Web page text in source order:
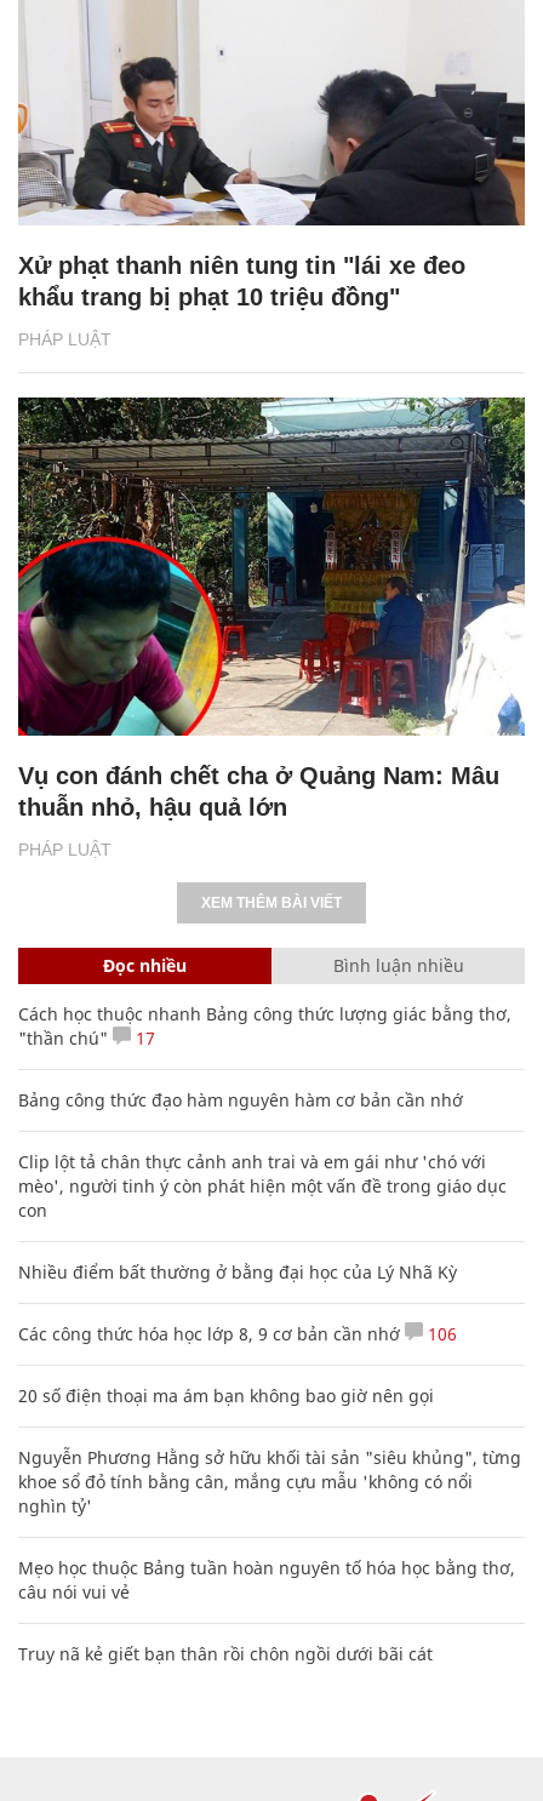
PHÁP LUẬT
Xử phạt thanh niên tung tin "lái xe đeo
khẩu trang bị phạt 10 triệu đồng"
PHÁP LUẬT
Vụ con đánh chết cha ở Quảng Nam: Mâu
thuẫn nhỏ, hậu quả lớn
XEM THÊM BÀI VIẾT
Đọc nhiều Bình luận nhiều
Cách học thuộc nhanh Bảng công thức lượng giác bằng thơ,
"thần chú"
17
Bảng công thức đạo hàm nguyên hàm cơ bản cần nhớ
Clip lột tả chân thực cảnh anh trai và em gái như 'chó với
mèo', người tinh ý còn phát hiện một vấn đề trong giáo dục
con
Nhiều điểm bất thường ở bằng đại học của Lý Nhã Kỳ
Các công thức hóa học lớp 8, 9 cơ bản cần nhớ 106
20 số điện thoại ma ám bạn không bao giờ nên gọi
Nguyễn Phương Hằng sở hữu khối tài sản "siêu khủng", từng
khoe sổ đỏ tính bằng cân, mắng cựu mẫu 'không có nổi
nghìn tỷ'
Mẹo học thuộc Bảng tuần hoàn nguyên tố hóa học bằng thơ,
câu nói vui vẻ
Truy nã kẻ giết bạn thân rồi chôn ngồi dưới bãi cát